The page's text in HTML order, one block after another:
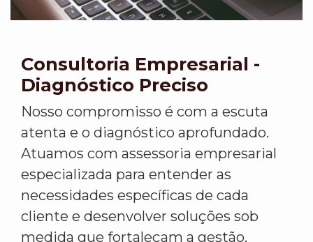
Consultoria Empresarial -
Diagnóstico Preciso
Nosso compromisso é com a escuta
atenta e o diagnóstico aprofundado.
Atuamos com assessoria empresarial
especializada para entender as
necessidades específicas de cada
cliente e desenvolver soluções sob
medida que fortaleçam a gestão,